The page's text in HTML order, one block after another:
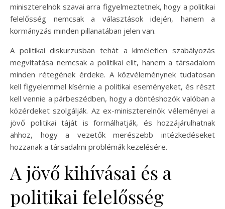
miniszterelnök szavai arra figyelmeztetnek, hogy a politikai
felelősség nemcsak a választások idején, hanem a
kormányzás minden pillanatában jelen van.
A politikai diskurzusban tehát a kíméletlen szabályozás
megvitatása nemcsak a politikai elit, hanem a társadalom
minden rétegének érdeke. A közvéleménynek tudatosan
kell figyelemmel kísérnie a politikai eseményeket, és részt
kell vennie a párbeszédben, hogy a döntéshozók valóban a
közérdeket szolgálják. Az ex-miniszterelnök véleményei a
jövő politikai táját is formálhatják, és hozzájárulhatnak
ahhoz, hogy a vezetők merészebb intézkedéseket
hozzanak a társadalmi problémák kezelésére.
A jövő kihívásai és a
politikai felelősség